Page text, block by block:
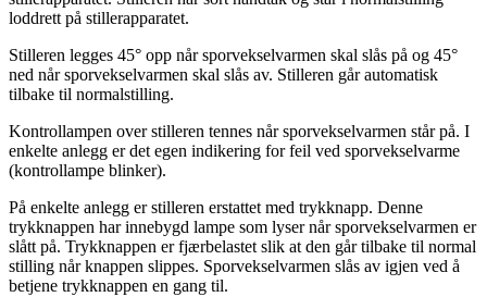
loddrett på stillerapparatet.
Stilleren legges 45° opp når sporvekselvarmen skal slås på og 45°
ned når sporvekselvarmen skal slås av. Stilleren går automatisk
tilbake til normalstilling.
Kontrollampen over stilleren tennes når sporvekselvarmen står på. I
enkelte anlegg er det egen indikering for feil ved sporvekselvarme
(kontrollampe blinker).
På enkelte anlegg er stilleren erstattet med trykknapp. Denne
trykknappen har innebygd lampe som lyser når sporvekselvarmen er
slått på. Trykknappen er fjærbelastet slik at den går tilbake til normal
stilling når knappen slippes. Sporvekselvarmen slås av igjen ved å
betjene trykknappen en gang til.